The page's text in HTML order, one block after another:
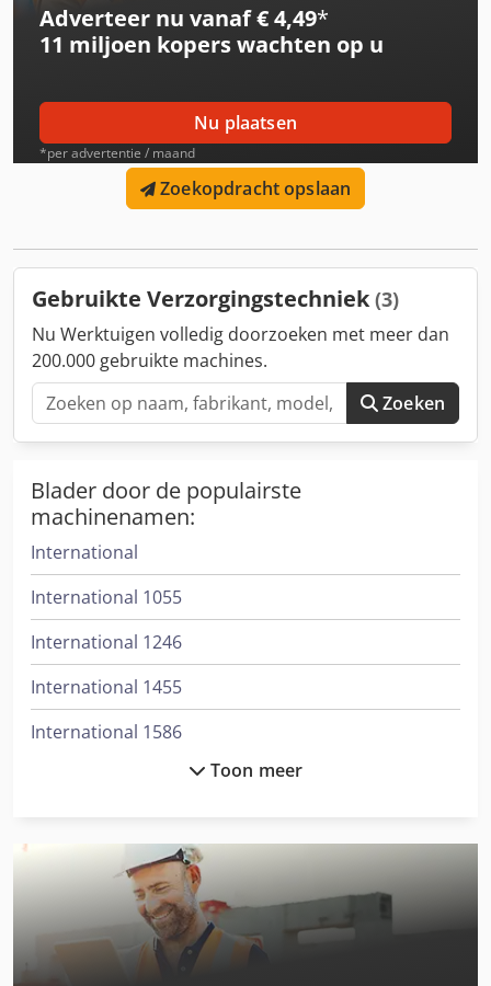
x 254cm x 230cm (lxbxh) + Leeggewicht: 1.980 kg;
toegestaan totaalgewicht: 2.980 kg + Werkbreedte: 170 cm
mail – meld u aan voor onze NIEUWSBRIEF! Fouten en
vergissingen voorbehouden, tussentijdse verkoop mogelijk!
Adverteer nu vanaf € 4,49*
11 miljoen koperswachten op u
Nu plaatsen
*per advertentie / maand
Zoekopdracht opslaan
Gebruikte Verzorgingstechniek (3)
Nu Werktuigen volledig doorzoeken met meer dan
200.000 gebruikte machines.
Zoeken
Blader door de populairste
machinenamen:
International
International 1055
International 1246
International 1455
International 1586
International 3688
International 383
International 433
Toon meer